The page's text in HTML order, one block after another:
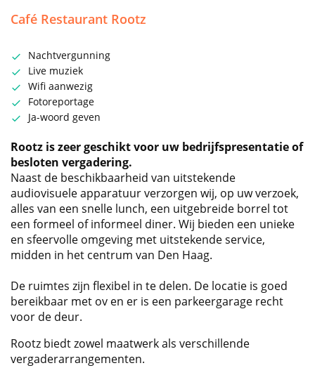
Café Restaurant Rootz
Nachtvergunning
Live muziek
Wifi aanwezig
Fotoreportage
Ja-woord geven
Rootz is zeer geschikt voor uw bedrijfspresentatie of
besloten vergadering.
Naast de beschikbaarheid van uitstekende
audiovisuele apparatuur verzorgen wij, op uw verzoek,
alles van een snelle lunch, een uitgebreide borrel tot
een formeel of informeel diner. Wij bieden een unieke
en sfeervolle omgeving met uitstekende service,
midden in het centrum van Den Haag.
De ruimtes zijn flexibel in te delen. De locatie is goed
bereikbaar met ov en er is een parkeergarage recht
voor de deur.
Rootz biedt zowel maatwerk als verschillende
vergaderarrangementen.